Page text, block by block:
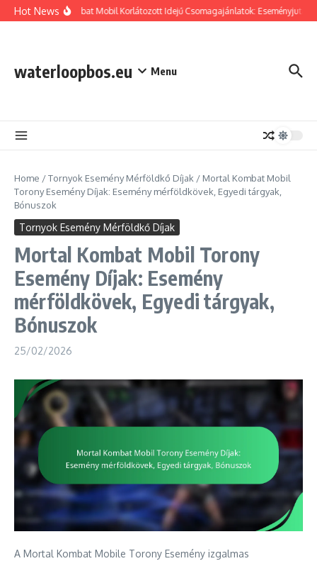
Skip to content
Hot News
Mortal Kombat Mobil Korlátozott Idejű Csomagajánlatok:
waterloopbos.eu Menu
Home /Tornyok Esemény Mérföldkő Díjak / Mortal Kombat Mobil
Torony Esemény Díjak: Esemény mérföldkövek, Egyedi tárgyak,
Bónuszok
Tornyok Esemény Mérföldkő Díjak
Mortal Kombat Mobil Torony
Esemény Díjak: Esemény
mérföldkövek, Egyedi tárgyak,
Bónuszok
25/02/2026
A Mortal Kombat Mobile Torony Esemény izgalmas